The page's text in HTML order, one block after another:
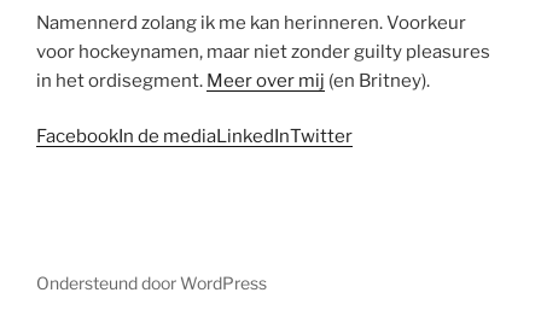
Namennerd zolang ik me kan herinneren. Voorkeur
voor hockeynamen, maar niet zonder guilty pleasures
in het ordisegment. Meer over mij (en Britney).
FacebookIn de mediaLinkedInTwitter
Ondersteund door WordPress